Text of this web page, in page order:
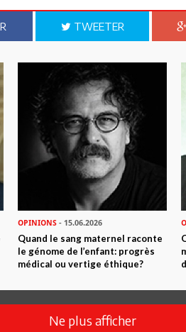
ABONNEZ-VOUS
0
Commenter
TWEETER
OPINIONS - 15.06.2026
Quand le sang maternel raconte
le génome de l’enfant: progrès
médical ou vertige éthique?
Ne plus afficher